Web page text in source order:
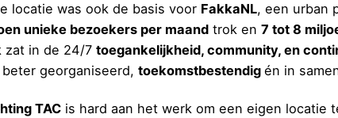
locatie was ook de basis voor FakkaNL, een urban
unieke bezoekers per maand trok en7 tot 8
zat in de 24/7toegankelijkheid, community, en
beter georganiseerd,toekomstbestendigén in
TAC is hard aan het werk om een eigen locatie